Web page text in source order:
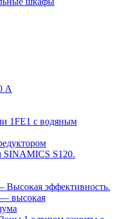
A
1FE1 с водяным
SINAMICS S120.
Высокая эффективность.
высокая